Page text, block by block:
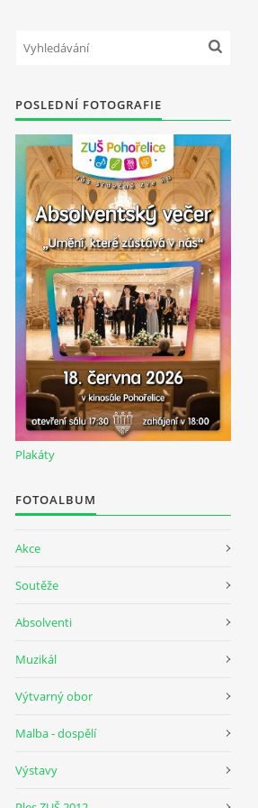
POSLEDNÍ FOTOGRAFIE
Plakáty
FOTOALBUM
Akce
Soutěže
Absolventi
Muzikál
Výtvarný obor
Malba - dospělí
Výstavy